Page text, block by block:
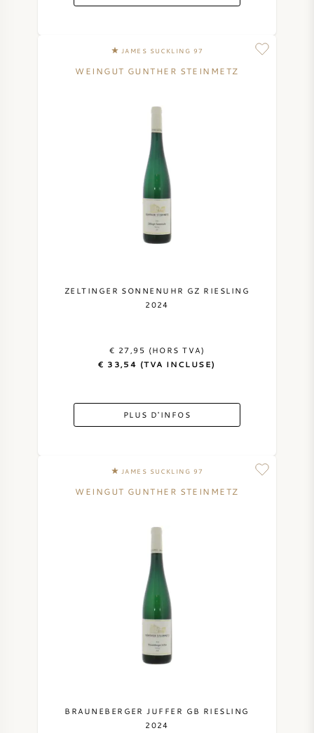
JAMES SUCKLING 97
WEINGUT GUNTHER STEINMETZ
ZELTINGER SONNENUHR GZ RIESLING
2024
€ 27,95 (HORS TVA)
€ 33,54 (TVA INCLUSE)
PLUS D'INFOS
JAMES SUCKLING 97
WEINGUT GUNTHER STEINMETZ
BRAUNEBERGER JUFFER GB RIESLING
2024